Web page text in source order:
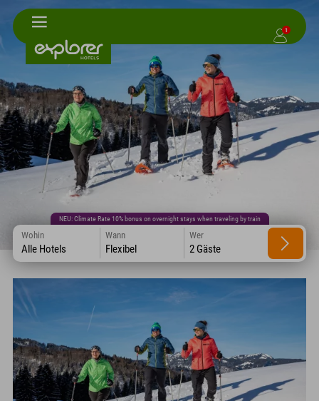
1
NEU: Climate Rate 10% bonus on overnight stays when traveling by train
Wohin
Alle Hotels
Wann
Flexibel
Wer
2 Gäste